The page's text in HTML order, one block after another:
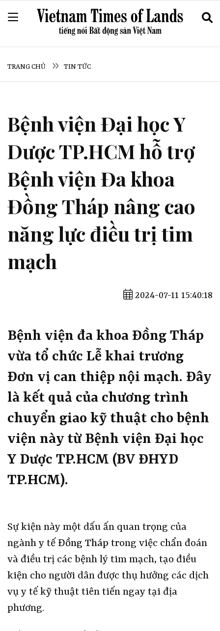
TRANG CHỦ TIN TỨC
Bệnh viện Đại học Y
Dược TP.HCM hỗ trợ
Bệnh viện Đa khoa
Đồng Tháp nâng cao
năng lực điều trị tim
mạch
2024-07-11 15:40:18
Bệnh viện đa khoa Đồng Tháp
vừa tổ chức Lễ khai trương
Đơn vị can thiệp nội mạch. Đây
là kết quả của chương trình
chuyển giao kỹ thuật cho bệnh
viện này từ Bệnh viện Đại học
Y Dược TP.HCM (BV ĐHYD
TP.HCM).
Sự kiện này một dấu ấn quan trọng của
ngành y tế Đồng Tháp trong việc chẩn đoán
và điều trị các bệnh lý tim mạch, tạo điều
kiện cho người dân được thụ hưởng các dịch
vụ y tế kỹ thuật tiên tiến ngay tại địa
phương.